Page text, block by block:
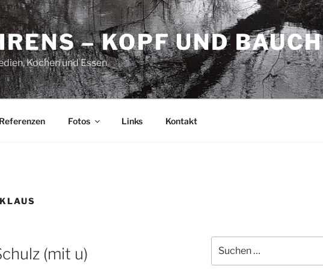
– KOPF UND BAUCH
Kochen und Essen
Referenzen Fotos Links Kontakt
(mit u)
nach: